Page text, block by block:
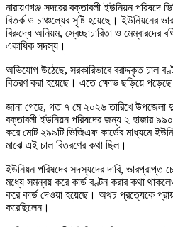
নারায়ণগঞ্জ সদরের বক্তাবলী ইউনিয়ন পরিষদে
বিতর্ক ও চাঞ্চল্যের সৃষ্টি হয়েছে। ইউনিয়নের
বিরুদ্ধে অনিয়ম, স্বেচ্ছাচারিতা ও মেম্বারদের
একাধিক সদস্য।
অভিযোগ উঠেছে, সরকারিভাবে বরাদ্দকৃত চাল
বিতরণ করা হয়েছে। এতে ক্ষোভ ছড়িয়ে পড়েছে
জানা গেছে, গত ৭ মে ২০২৬ তারিখে উপজেলা
বক্তাবলী ইউনিয়ন পরিষদের জন্য ২ হাজার
করে মোট ২৯৯টি ভিজিএফ কার্ডের মাধ্যমে
মাঝে এই চাল বিতরণের কথা ছিল।
ইউনিয়ন পরিষদের সদস্যদের দাবি, ভারপ্রাপ্ত
মধ্যে সমন্বয় করে কার্ড বণ্টন করার কথা
করে কার্ড দেওয়া হয়েছে। অথচ প্রত্যেকে
করেছিলেন।